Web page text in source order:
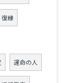
復縁
運命の人